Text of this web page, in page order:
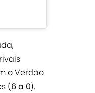
o Verdão
(6 a 0).